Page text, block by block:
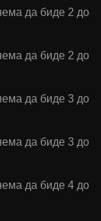
да биде 2 до
да биде 2 до
да биде 3 до
да биде 3 до
да биде 4 до